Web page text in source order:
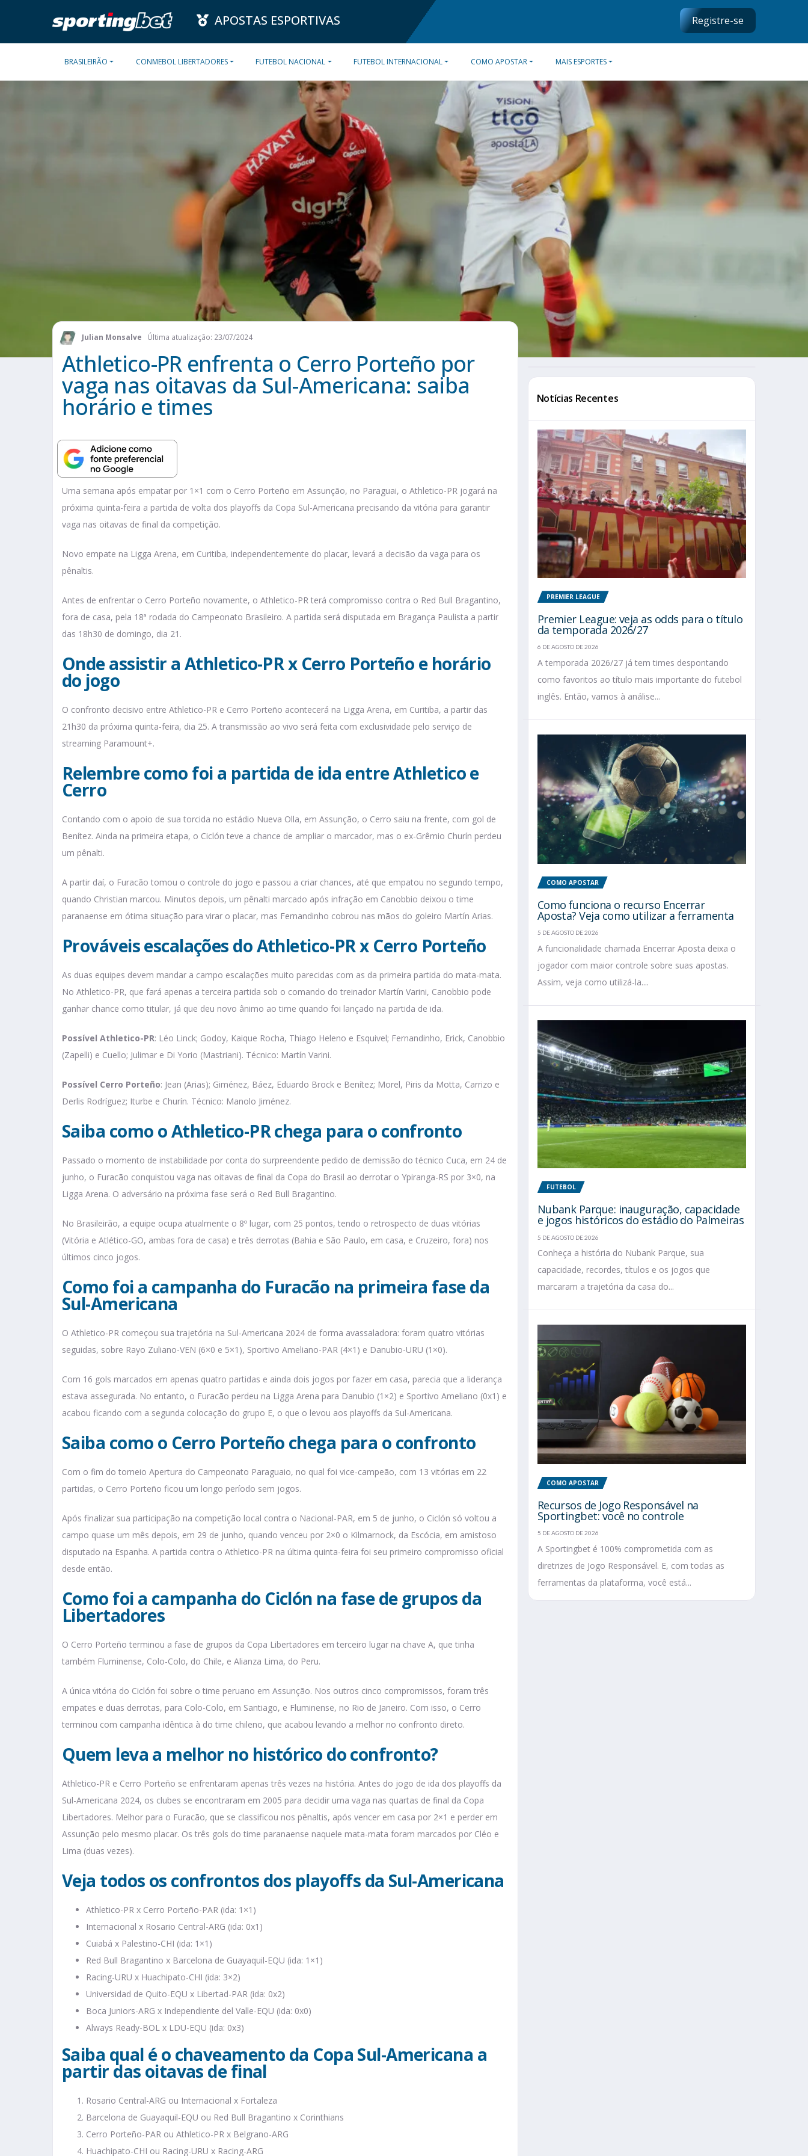
APOSTAS ESPORTIVAS Registre-se
BRASILEIRÃO CONMEBOL LIBERTADORES FUTEBOL NACIONAL FUTEBOL INTERNACIONAL COMO APOSTAR MAIS ESPORTES
Julian Monsalve Última atualização: 23/07/2024
Athletico-PR enfrenta o Cerro Porteño por
vaga nas oitavas da Sul-Americana: saiba
horário e times
Uma semana após empatar por 1×1 com o Cerro Porteño em Assunção, no Paraguai, o Athletico-PR jogará na
próxima quinta-feira a partida de volta dos playoffs da Copa Sul-Americana precisando da vitória para garantir
vaga nas oitavas de final da competição.
Novo empate na Ligga Arena, em Curitiba, independentemente do placar, levará a decisão da vaga para os
pênaltis.
Antes de enfrentar o Cerro Porteño novamente, o Athletico-PR terá compromisso contra o Red Bull Bragantino,
fora de casa, pela 18ª rodada do Campeonato Brasileiro. A partida será disputada em Bragança Paulista a partir
das 18h30 de domingo, dia 21.
Onde assistir a Athletico-PR x Cerro Porteño e horário
do jogo
O confronto decisivo entre Athletico-PR e Cerro Porteño acontecerá na Ligga Arena, em Curitiba, a partir das
21h30 da próxima quinta-feira, dia 25. A transmissão ao vivo será feita com exclusividade pelo serviço de
streaming Paramount+.
Relembre como foi a partida de ida entre Athletico e
Cerro
Contando com o apoio de sua torcida no estádio Nueva Olla, em Assunção, o Cerro saiu na frente, com gol de
Benítez. Ainda na primeira etapa, o Ciclón teve a chance de ampliar o marcador, mas o ex-Grêmio Churín perdeu
um pênalti.
A partir daí, o Furacão tomou o controle do jogo e passou a criar chances, até que empatou no segundo tempo,
quando Christian marcou. Minutos depois, um pênalti marcado após infração em Canobbio deixou o time
paranaense em ótima situação para virar o placar, mas Fernandinho cobrou nas mãos do goleiro Martín Arias.
Prováveis escalações do Athletico-PR x Cerro Porteño
As duas equipes devem mandar a campo escalações muito parecidas com as da primeira partida do mata-mata.
No Athletico-PR, que fará apenas a terceira partida sob o comando do treinador Martín Varini, Canobbio pode
ganhar chance como titular, já que deu novo ânimo ao time quando foi lançado na partida de ida.
Possível Athletico-PR: Léo Linck; Godoy, Kaique Rocha, Thiago Heleno e Esquivel; Fernandinho, Erick, Canobbio
(Zapelli) e Cuello; Julimar e Di Yorio (Mastriani). Técnico: Martín Varini.
Possível Cerro Porteño: Jean (Arias); Giménez, Báez, Eduardo Brock e Benítez; Morel, Piris da Motta, Carrizo e
Derlis Rodríguez; Iturbe e Churín. Técnico: Manolo Jiménez.
Saiba como o Athletico-PR chega para o confronto
Passado o momento de instabilidade por conta do surpreendente pedido de demissão do técnico Cuca, em 24 de
junho, o Furacão conquistou vaga nas oitavas de final da Copa do Brasil ao derrotar o Ypiranga-RS por 3×0, na
Ligga Arena. O adversário na próxima fase será o Red Bull Bragantino.
No Brasileirão, a equipe ocupa atualmente o 8º lugar, com 25 pontos, tendo o retrospecto de duas vitórias
(Vitória e Atlético-GO, ambas fora de casa) e três derrotas (Bahia e São Paulo, em casa, e Cruzeiro, fora) nos
últimos cinco jogos.
Como foi a campanha do Furacão na primeira fase da
Sul-Americana
O Athletico-PR começou sua trajetória na Sul-Americana 2024 de forma avassaladora: foram quatro vitórias
seguidas, sobre Rayo Zuliano-VEN (6×0 e 5×1), Sportivo Ameliano-PAR (4×1) e Danubio-URU (1×0).
Com 16 gols marcados em apenas quatro partidas e ainda dois jogos por fazer em casa, parecia que a liderança
estava assegurada. No entanto, o Furacão perdeu na Ligga Arena para Danubio (1×2) e Sportivo Ameliano (0x1) e
acabou ficando com a segunda colocação do grupo E, o que o levou aos playoffs da Sul-Americana.
Saiba como o Cerro Porteño chega para o confronto
Com o fim do torneio Apertura do Campeonato Paraguaio, no qual foi vice-campeão, com 13 vitórias em 22
partidas, o Cerro Porteño ficou um longo período sem jogos.
Após finalizar sua participação na competição local contra o Nacional-PAR, em 5 de junho, o Ciclón só voltou a
campo quase um mês depois, em 29 de junho, quando venceu por 2×0 o Kilmarnock, da Escócia, em amistoso
disputado na Espanha. A partida contra o Athletico-PR na última quinta-feira foi seu primeiro compromisso oficial
desde então.
Como foi a campanha do Ciclón na fase de grupos da
Libertadores
O Cerro Porteño terminou a fase de grupos da Copa Libertadores em terceiro lugar na chave A, que tinha
também Fluminense, Colo-Colo, do Chile, e Alianza Lima, do Peru.
A única vitória do Ciclón foi sobre o time peruano em Assunção. Nos outros cinco compromissos, foram três
empates e duas derrotas, para Colo-Colo, em Santiago, e Fluminense, no Rio de Janeiro. Com isso, o Cerro
terminou com campanha idêntica à do time chileno, que acabou levando a melhor no confronto direto.
Quem leva a melhor no histórico do confronto?
Athletico-PR e Cerro Porteño se enfrentaram apenas três vezes na história. Antes do jogo de ida dos playoffs da
Sul-Americana 2024, os clubes se encontraram em 2005 para decidir uma vaga nas quartas de final da Copa
Libertadores. Melhor para o Furacão, que se classificou nos pênaltis, após vencer em casa por 2×1 e perder em
Assunção pelo mesmo placar. Os três gols do time paranaense naquele mata-mata foram marcados por Cléo e
Lima (duas vezes).
Veja todos os confrontos dos playoffs da Sul-Americana
Athletico-PR x Cerro Porteño-PAR (ida: 1×1)
Internacional x Rosario Central-ARG (ida: 0x1)
Cuiabá x Palestino-CHI (ida: 1×1)
Red Bull Bragantino x Barcelona de Guayaquil-EQU (ida: 1×1)
Racing-URU x Huachipato-CHI (ida: 3×2)
Universidad de Quito-EQU x Libertad-PAR (ida: 0x2)
Boca Juniors-ARG x Independiente del Valle-EQU (ida: 0x0)
Always Ready-BOL x LDU-EQU (ida: 0x3)
Saiba qual é o chaveamento da Copa Sul-Americana a
partir das oitavas de final
Rosario Central-ARG ou Internacional x Fortaleza
Barcelona de Guayaquil-EQU ou Red Bull Bragantino x Corinthians
Cerro Porteño-PAR ou Athletico-PR x Belgrano-ARG
Huachipato-CHI ou Racing-URU x Racing-ARG
Notícias Recentes
PREMIER LEAGUE
Premier League: veja as odds para o título
da temporada 2026/27
6 DE AGOSTO DE 2026
A temporada 2026/27 já tem times despontando
como favoritos ao título mais importante do futebol
inglês. Então, vamos à análise...
COMO APOSTAR
Como funciona o recurso Encerrar
Aposta? Veja como utilizar a ferramenta
5 DE AGOSTO DE 2026
A funcionalidade chamada Encerrar Aposta deixa o
jogador com maior controle sobre suas apostas.
Assim, veja como utilizá-la....
FUTEBOL
Nubank Parque: inauguração, capacidade
e jogos históricos do estádio do Palmeiras
5 DE AGOSTO DE 2026
Conheça a história do Nubank Parque, sua
capacidade, recordes, títulos e os jogos que
marcaram a trajetória da casa do...
COMO APOSTAR
Recursos de Jogo Responsável na
Sportingbet: você no controle
5 DE AGOSTO DE 2026
A Sportingbet é 100% comprometida com as
diretrizes de Jogo Responsável. E, com todas as
ferramentas da plataforma, você está...